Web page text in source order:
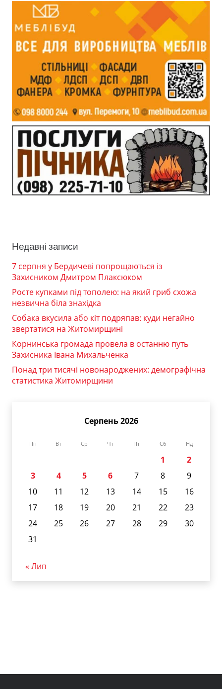
Недавні записи
7 серпня у Бердичеві попрощаються із
Захисником Дмитром Плаксюком
Росте купками під тополею: на який гриб схожа
незвична біла знахідка
Собака вкусила або кіт подряпав: куди негайно
звертатися на Житомирщині
Корнинська громада провела в останню путь
Захисника Івана Михальченка
Понад три тисячі новонароджених: демографічна
статистика Житомирщини
Серпень 2026
Пн Вт Ср Чт Пт Сб Нд
1
2
3
4 5 6 7 8
9
10
11 12 13 14 15
16
17
18 19 20 21 22
23
24
25 26 27 28 29
30
31
« Лип